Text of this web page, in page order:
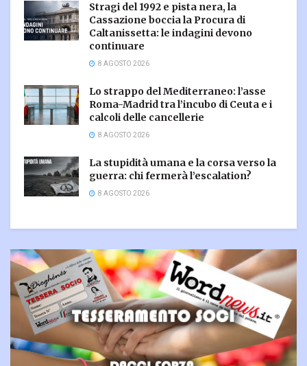
Stragi del 1992 e pista nera, la
Cassazione boccia la Procura di
Caltanissetta: le indagini devono
continuare
8 AGOSTO 2026
Lo strappo del Mediterraneo: l’asse
Roma-Madrid tra l’incubo di Ceuta e i
calcoli delle cancellerie
8 AGOSTO 2026
La stupidità umana e la corsa verso la
guerra: chi fermerà l’escalation?
8 AGOSTO 2026